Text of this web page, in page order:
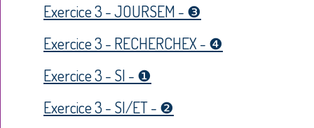
Exercice 3 - JOURSEM - ❸
Exercice 3 - RECHERCHEX - ❹
Exercice 3 - SI - ❶
Exercice 3 - SI/ET - ❷